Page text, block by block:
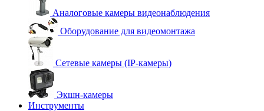
Аналоговые камеры видеонаблюдения
Оборудование для видеомонтажа
Сетевые камеры (IP-камеры)
Экшн-камеры
Инструменты